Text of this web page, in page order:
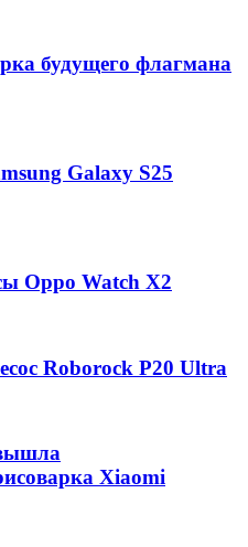
будущего флагмана
Galaxy S25
Oppo Watch X2
Roborock P20 Ultra
Xiaomi